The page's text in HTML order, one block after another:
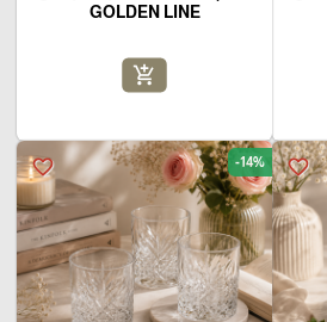
GOLDEN LINE
add_shopping_cart
favorite_border
favorite_border -14%